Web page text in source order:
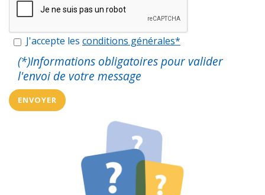
J'accepte les conditions générales*
(*)Informations obligatoires pour valider
l'envoi de votre message